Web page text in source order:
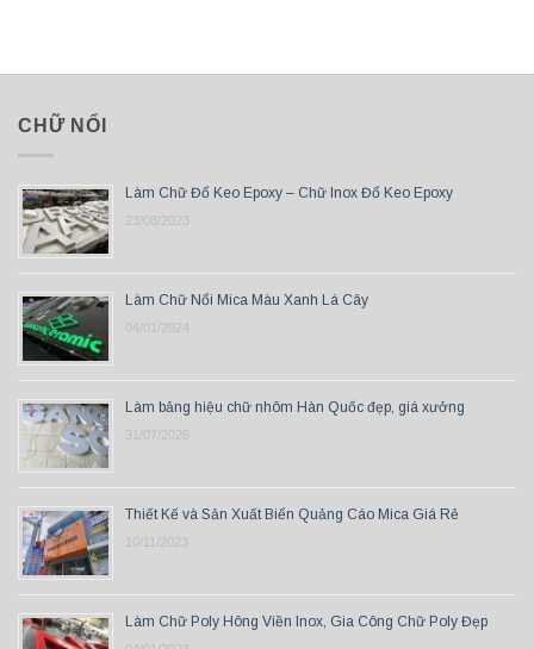
CHỮ NỔI
Làm Chữ Đổ Keo Epoxy – Chữ Inox Đổ Keo Epoxy
23/08/2023
Làm Chữ Nổi Mica Màu Xanh Lá Cây
04/01/2024
Làm bảng hiệu chữ nhôm Hàn Quốc đẹp, giá xưởng
31/07/2026
Thiết Kế và Sản Xuất Biển Quảng Cáo Mica Giá Rẻ
10/11/2023
Làm Chữ Poly Hông Viền Inox, Gia Công Chữ Poly Đẹp